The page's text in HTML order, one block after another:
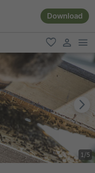
Download
favoriti
user link
1/5